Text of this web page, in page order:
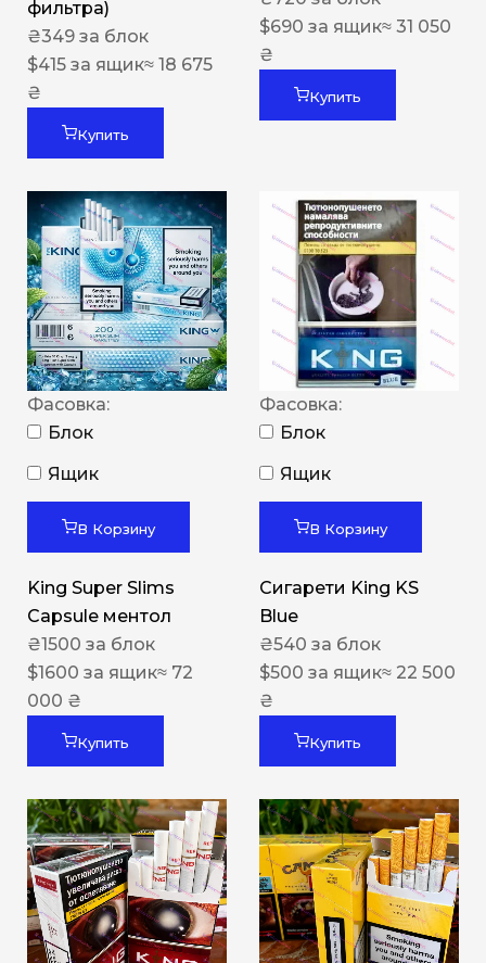
фильтра)
₴349 за блок
$415 за ящик≈ 18 675
₴
Купить
$690 за ящик≈ 31 050
₴
Купить
Фасовка:
Блок
Ящик
В Корзину
King Super Slims
Capsule ментол
₴1500 за блок
$1600 за ящик≈ 72
000 ₴
Купить
Фасовка:
Блок
Ящик
В Корзину
Сигарети King KS
Blue
₴540 за блок
$500 за ящик≈ 22 500
₴
Купить